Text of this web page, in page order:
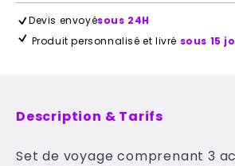
Devis envoyésous 24H
Produit personnalisé et livré sous 15
Description & Tarifs
Set de voyage comprenant 3